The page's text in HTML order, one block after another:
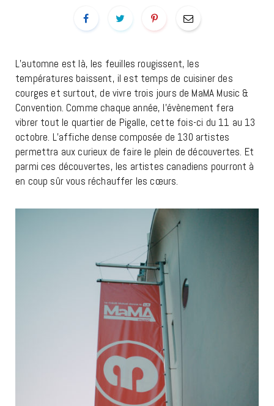
L’automne est là, les feuilles rougissent, les
températures baissent, il est temps de cuisiner des
courges et surtout, de vivre trois jours de MaMA Music &
Convention. Comme chaque année, l’évènement fera
vibrer tout le quartier de Pigalle, cette fois-ci du 11 au 13
octobre. L’affiche dense composée de 130 artistes
permettra aux curieux de faire le plein de découvertes. Et
parmi ces découvertes, les artistes canadiens pourront à
en coup sûr vous réchauffer les cœurs.